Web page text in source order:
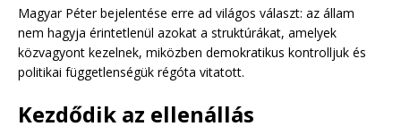
Magyar Péter bejelentése erre ad világos választ: az állam
nem hagyja érintetlenül azokat a struktúrákat, amelyek
közvagyont kezelnek, miközben demokratikus kontrolljuk és
politikai függetlenségük régóta vitatott.
Kezdődik az ellenállás